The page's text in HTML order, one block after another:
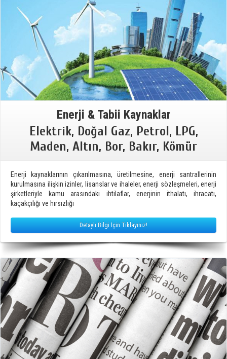
Enerji & Tabii Kaynaklar
Elektrik, Doğal Gaz, Petrol, LPG,
Maden, Altın, Bor, Bakır, Kömür
Enerji kaynaklarının çıkarılmasına, üretilmesine, enerji santrallerinin
kurulmasına ilişkin izinler, lisanslar ve ihaleler, enerji sözleşmeleri, enerji
şirketleriyle kamu arasındaki ihtilaflar, enerjinin ithalatı, ihracatı,
kaçakçılığı ve hırsızlığı
Detaylı Bilgi İçin Tıklayınız!